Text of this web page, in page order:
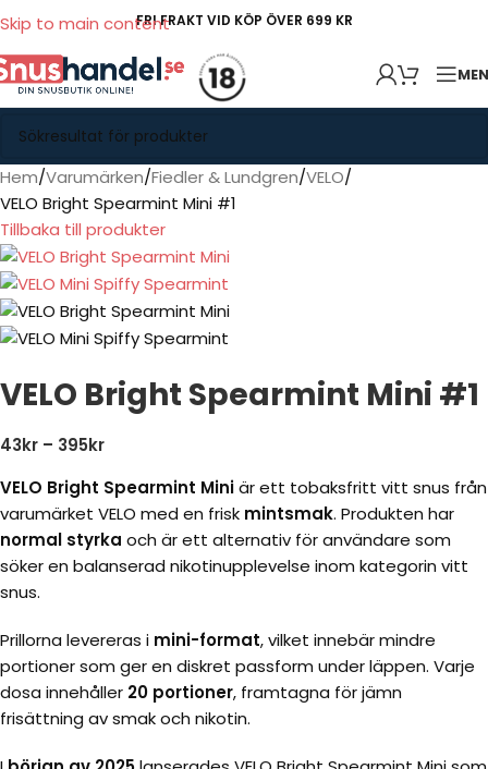
Skip to main contentFRI FRAKT VID KÖP ÖVER 699 KR
Hem Varumärken Fiedler & Lundgren VELO
VELO Bright Spearmint Mini #1
Tillbaka till produkter
VELO Bright Spearmint Mini #1
43kr – 395kr
VELO Bright Spearmint Miniär ett tobaksfritt vitt snus från
varumärket VELO med en frisk mintsmak. Produkten har
normal styrka och är ett alternativ för användare som
söker en balanserad nikotinupplevelse inom kategorin vitt
snus.
Prillorna levereras i mini-format, vilket innebär mindre
portioner som ger en diskret passform under läppen. Varje
dosa innehåller 20 portioner, framtagna för jämn
frisättning av smak och nikotin.